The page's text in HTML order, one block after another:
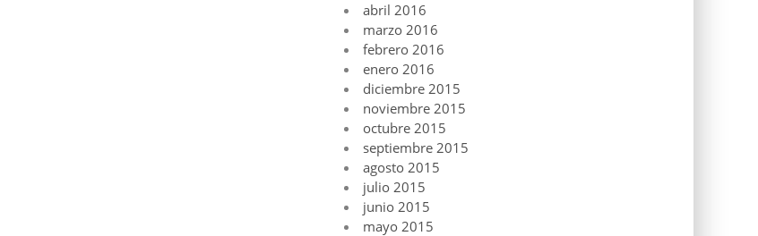
abril 2016
marzo 2016
febrero 2016
enero 2016
diciembre 2015
noviembre 2015
octubre 2015
septiembre 2015
agosto 2015
julio 2015
junio 2015
mayo 2015